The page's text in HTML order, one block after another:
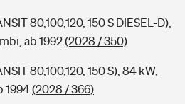
80,100,120, 150 S DIESEL-D),
ab 1992(2028 / 350)
80,100,120, 150 S), 84 kW,
1994(2028 / 366)